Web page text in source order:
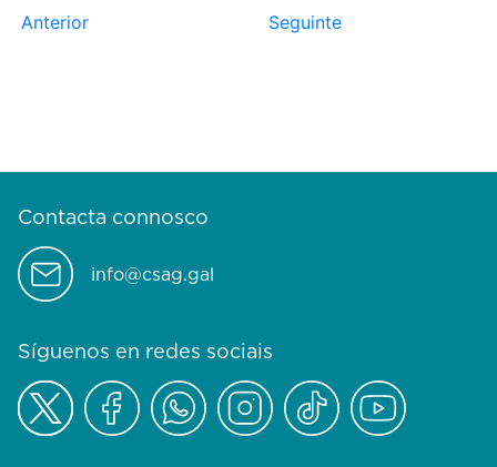
Anterior Seguinte
Contacta connosco
info@csag.gal
Síguenos en redes sociais